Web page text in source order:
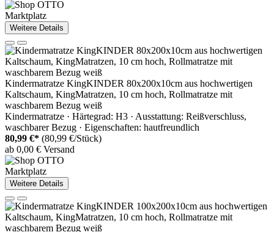
Marktplatz
Weitere Details
Kindermatratze KingKINDER 80x200x10cm aus hochwertigen
Kaltschaum, KingMatratzen, 10 cm hoch, Rollmatratze mit
waschbarem Bezug weiß
Kindermatratze · Härtegrad: H3 · Ausstattung: Reißverschluss,
waschbarer Bezug · Eigenschaften: hautfreundlich
80,99 €* (80,99 €/Stück)
ab 0,00 € Versand
Marktplatz
Weitere Details